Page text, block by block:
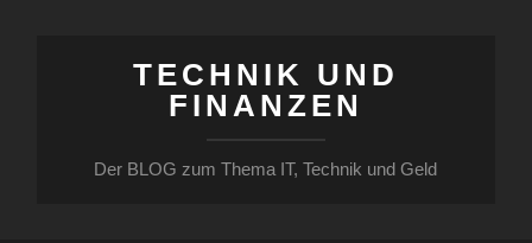
TECHNIK UND
FINANZEN
Der BLOG zum Thema IT, Technik und Geld